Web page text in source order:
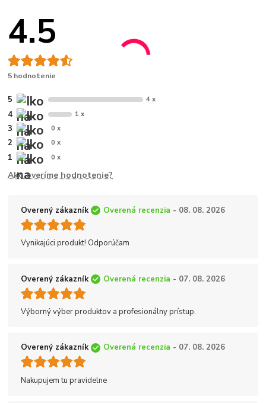
4.5
5 hodnotenie
5 4 x
4 1 x
3 0 x
2 0 x
1 0 x
Ako overíme hodnotenie?
Overený zákazník Overená recenzia - 08. 08. 2026
Vynikajúci produkt! Odporúčam
Overený zákazník Overená recenzia - 07. 08. 2026
Výborný výber produktov a profesionálny prístup.
Overený zákazník Overená recenzia - 07. 08. 2026
Nakupujem tu pravidelne